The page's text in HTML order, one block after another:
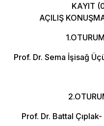
KAYIT
AÇILIŞ
Prof. Dr. Sema İşisağ
Prof. Dr. Battal